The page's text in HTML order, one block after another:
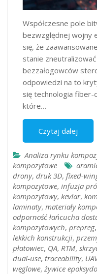
Współczesne pole
bezwzględnej wojny
się, że
stanie
bezzałogowców
odpowiedzi na to
się technologia fiber-
które…
Czytaj dalej
Analiza rynku
kompozytowe
drony, druk 3D, fixed-
kompozytowe, infuzja
kompozytowy, kevlar,
laminaty, materiały
odporność łańcucha
kompozytowych, prepreg,
lekkich konstrukcji,
płatowiec, QA, RTM,
dual-use, traceability,
węglowe, żywice